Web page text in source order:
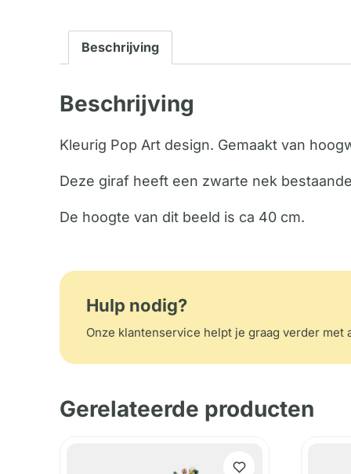
Beschrijving
Beschrijving
Kleurig Pop Art design. Gemaakt van
Deze giraf heeft een zwarte nek
De hoogte van dit beeld is ca 40 cm.
Hulp nodig?
Onze klantenservice helpt je graag verder met
Gerelateerde producten